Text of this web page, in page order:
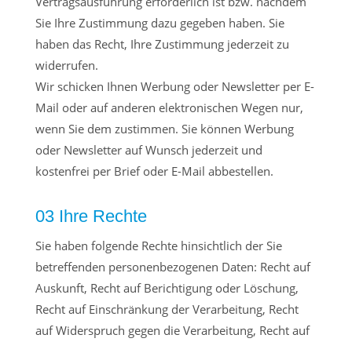
Sie Ihre Zustimmung dazu gegeben haben. Sie
haben das Recht, Ihre Zustimmung jederzeit zu
widerrufen.
Wir schicken Ihnen Werbung oder Newsletter per E-
Mail oder auf anderen elektronischen Wegen nur,
wenn Sie dem zustimmen. Sie können Werbung
oder Newsletter auf Wunsch jederzeit und
kostenfrei per Brief oder E-Mail abbestellen.
03 Ihre Rechte
Sie haben folgende Rechte hinsichtlich der Sie
betreffenden personenbezogenen Daten: Recht auf
Auskunft, Recht auf Berichtigung oder Löschung,
Recht auf Einschränkung der Verarbeitung, Recht
auf Widerspruch gegen die Verarbeitung, Recht auf